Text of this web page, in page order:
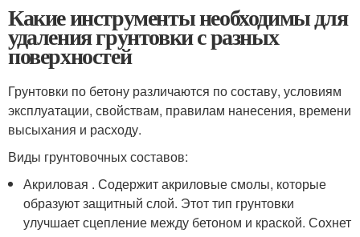
Какие инструменты необходимы для
удаления грунтовки с разных
поверхностей
Грунтовки по бетону различаются по составу, условиям
эксплуатации, свойствам, правилам нанесения, времени
высыхания и расходу.
Виды грунтовочных составов:
Акриловая . Содержит акриловые смолы, которые
образуют защитный слой. Этот тип грунтовки
улучшает сцепление между бетоном и краской. Сохнет